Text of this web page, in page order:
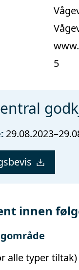
5
innen
alle typer tiltak)